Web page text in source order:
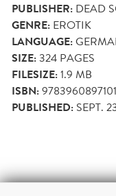
PUBLISHER: DEAD
GENRE: EROTIK
LANGUAGE:
SIZE:324 PAGES
FILESIZE:1.9 MB
ISBN:9783960897101
PUBLISHED: SEPT.